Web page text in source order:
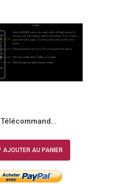
Télécommand...
AJOUTER AU PANIER